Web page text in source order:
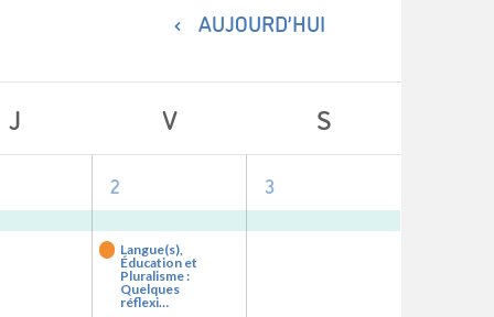
AUJOURD’HUI
J V S
3
evenements,
2
Langue(s),
Éducation et
Pluralisme :
Quelques
réflexi…
1
événement,
3